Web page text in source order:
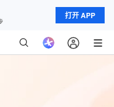
打开 APP